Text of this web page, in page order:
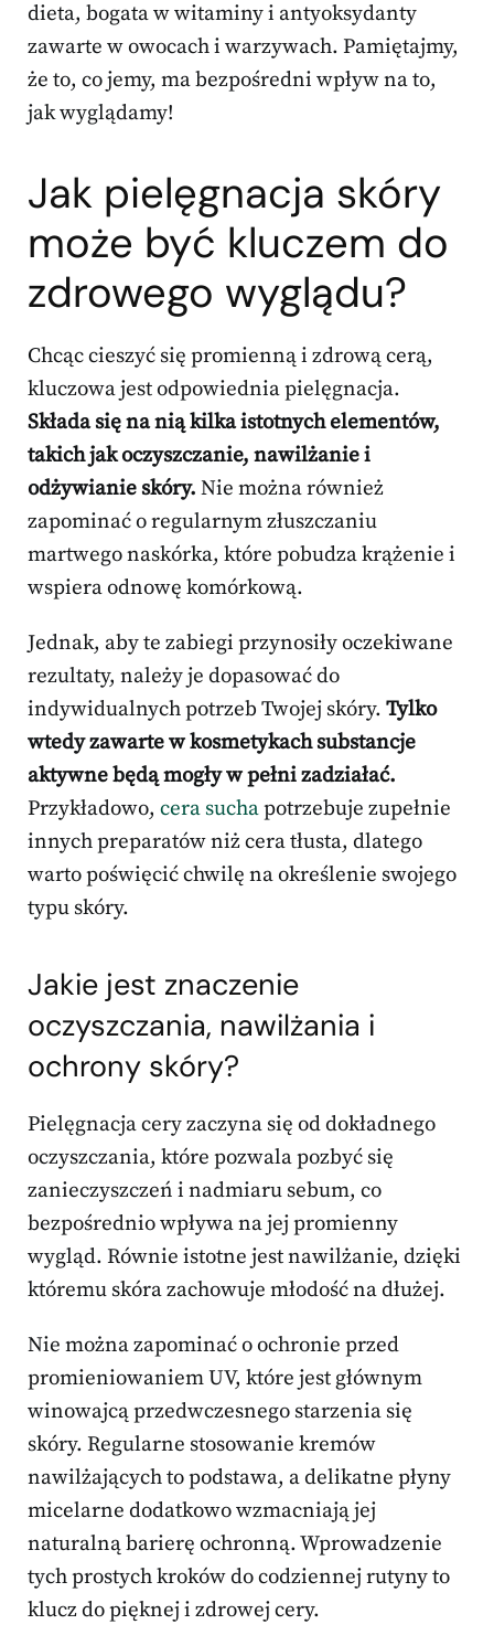
dieta, bogata w witaminy i antyoksydanty
zawarte w owocach i warzywach. Pamiętajmy,
że to, co jemy, ma bezpośredni wpływ na to,
jak wyglądamy!
Jak pielęgnacja skóry
może być kluczem do
zdrowego wyglądu?
Chcąc cieszyć się promienną i zdrową cerą,
kluczowa jest odpowiednia pielęgnacja.
Składa się na nią kilka istotnych elementów,
takich jak oczyszczanie, nawilżanie i
odżywianie skóry. Nie można również
zapominać o regularnym złuszczaniu
martwego naskórka, które pobudza krążenie i
wspiera odnowę komórkową.
Jednak, aby te zabiegi przynosiły oczekiwane
rezultaty, należy je dopasować do
indywidualnych potrzeb Twojej skóry. Tylko
wtedy zawarte w kosmetykach substancje
aktywne będą mogły w pełni zadziałać.
Przykładowo, cera suchapotrzebuje zupełnie
innych preparatów niż cera tłusta, dlatego
warto poświęcić chwilę na określenie swojego
typu skóry.
Jakie jest znaczenie
oczyszczania, nawilżania i
ochrony skóry?
Pielęgnacja cery zaczyna się od dokładnego
oczyszczania, które pozwala pozbyć się
zanieczyszczeń i nadmiaru sebum, co
bezpośrednio wpływa na jej promienny
wygląd. Równie istotne jest nawilżanie, dzięki
któremu skóra zachowuje młodość na dłużej.
Nie można zapominać o ochronie przed
promieniowaniem UV, które jest głównym
winowajcą przedwczesnego starzenia się
skóry. Regularne stosowanie kremów
nawilżających to podstawa, a delikatne płyny
micelarne dodatkowo wzmacniają jej
naturalną barierę ochronną. Wprowadzenie
tych prostych kroków do codziennej rutyny to
klucz do pięknej i zdrowej cery.